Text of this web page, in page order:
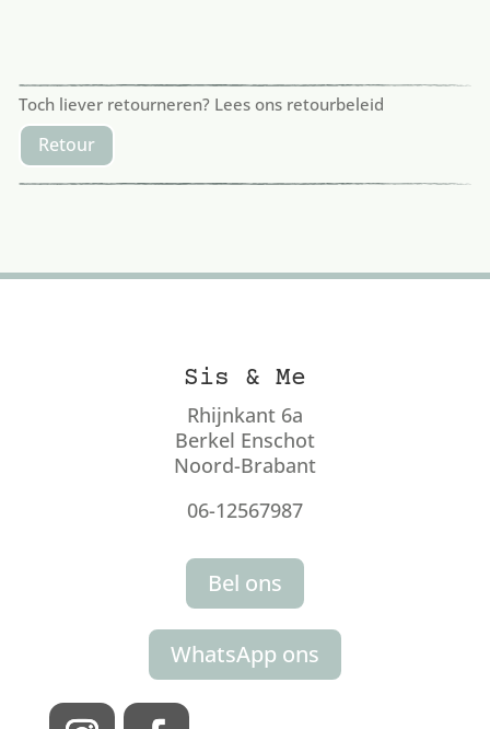
Toch liever retourneren? Lees ons retourbeleid
Retour
Sis & Me
Rhijnkant 6a
Berkel Enschot
Noord-Brabant
06-12567987
Bel ons
WhatsApp ons